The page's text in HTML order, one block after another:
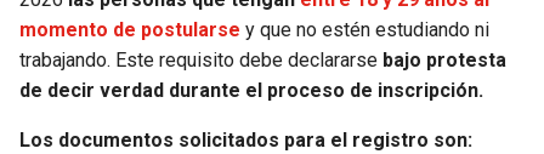
momento de postularse y que no estén estudiando ni
trabajando. Este requisito debe declararse bajo protesta
de decir verdad durante el proceso de inscripción.
Los documentos solicitados para el registro son: